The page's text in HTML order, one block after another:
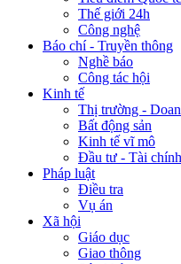
Thế giới 24h
Công nghệ
Báo chí - Truyền thông
Nghề báo
Công tác hội
Kinh tế
Thị trường -
Bất động sản
Kinh tế vĩ mô
Đầu tư - Tài chính
Pháp luật
Điều tra
Vụ án
Xã hội
Giáo dục
Giao thông